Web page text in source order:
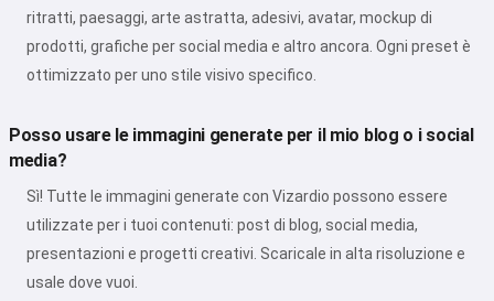
ritratti, paesaggi, arte astratta, adesivi, avatar, mockup di
prodotti, grafiche per social media e altro ancora. Ogni preset è
ottimizzato per uno stile visivo specifico.
Posso usare le immagini generate per il mio blog o i social
media?
Sì! Tutte le immagini generate con Vizardio possono essere
utilizzate per i tuoi contenuti: post di blog, social media,
presentazioni e progetti creativi. Scaricale in alta risoluzione e
usale dove vuoi.